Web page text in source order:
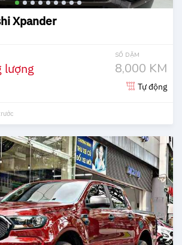
Xpander
lượng
SỐ DẶM
8,000 KM
Tự động